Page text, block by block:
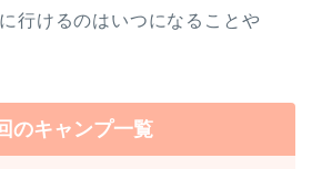
行けるのはいつになることや
のキャンプ一覧